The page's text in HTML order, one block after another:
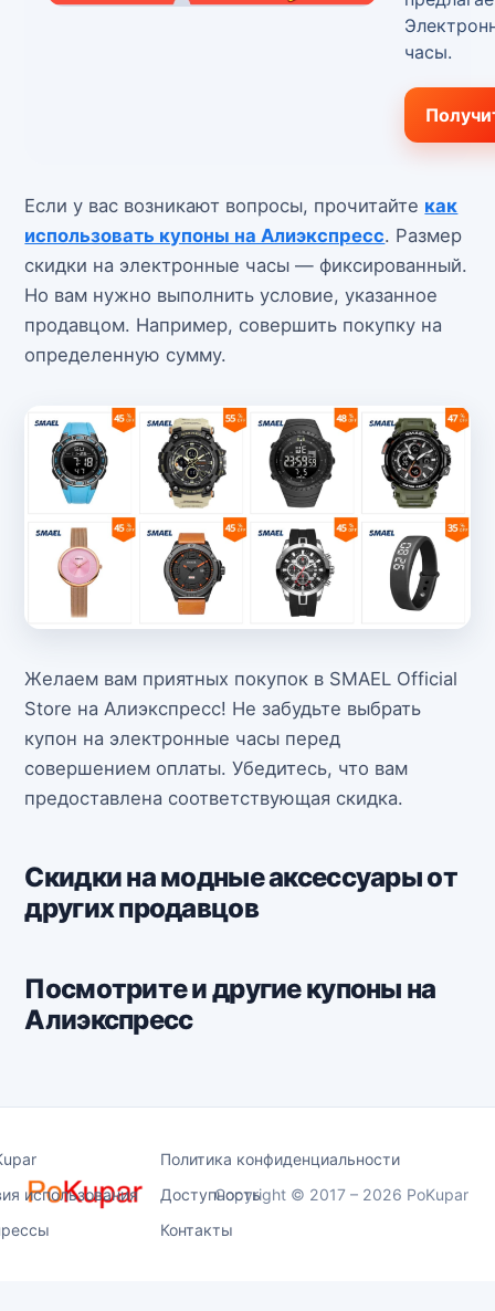
часы.
Если у вас возникают вопросы, прочитайте как
использовать купоны на Алиэкспресс. Размер
скидки на электронные часы — фиксированный.
Но вам нужно выполнить условие, указанное
продавцом. Например, совершить покупку на
определенную сумму.
Желаем вам приятных покупок в SMAEL Official
Store на Алиэкспресс! Не забудьте выбрать
купон на электронные часы перед
совершением оплаты. Убедитесь, что вам
предоставлена соответствующая скидка.
Скидки на модные аксессуары от
других продавцов
Посмотрите и другие купоны на
Алиэкспресс
Политика конфиденциальности
использования
Доступность
Контакты
Copyright © 2017 – 2026 PoKupar